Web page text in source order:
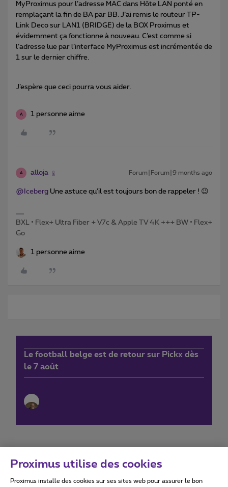
MyProximus pour l’adresse MAC dans Hôte LAN ponté en
remplaçant la fin de BA par BB. J’ai remis le routeur TP-
Link Deco sur LAN1 (BRIDGE) de la BOX Proximus et
évidemment ça fonctionne à nouveau. C’est comme si
l’adresse lue par l’interface MyProximus est incrémentée de
1 sur le dernier chiffre.
J’espère que ceci pourra vous aider.
A 1 personne aime
A alloja Forum|Forum|9 months ago
@Iceberg Une astuce qu’il est toujours bon de rappeler ! 😉
BXL • Flex+ Ultra Fiber + V7c & Apple TV 4K +++ BW • Flex+
Go
1 personne aime
Le football belge est de retour sur Pickx dès
le 7 août
Proximus utilise des cookies
Proximus installe des cookies sur ses sites web pour assurer le bon